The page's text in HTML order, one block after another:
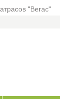
"Вегас"